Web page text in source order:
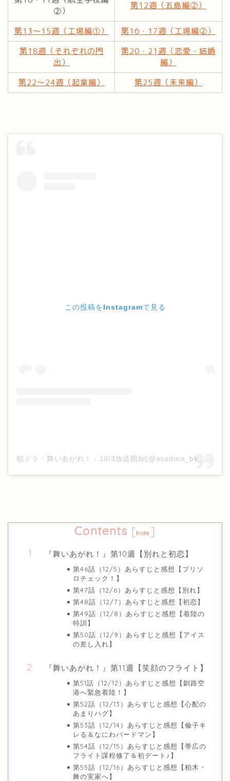
②）
第12週（五島編②）
第13～15週（工場編①）
第16・17週（工場編②）
第18週（それぞれの門
出）
第20・21週（恋愛・結婚
編）
第22～24週（起業編）
第25週（未来編）
この投稿をInstagramで見る
Contents [hide ]
『舞いあがれ！』第10週【別れと初恋】
第46話（12/5）あらすじと感想【プリソ
ロチェック！】
第47話（12/6）あらすじと感想【別れ】
第48話（12/7）あらすじと感想【初恋】
第49話（12/8）あらすじと感想【着陸の
特訓】
第50話（12/9）あらすじと感想【アイス
の差し入れ】
『舞いあがれ！』第11週【笑顔のフライト】
第51話（12/12）あらすじと感想【釧路空
港へ緊急着陸！】
第52話（12/13）あらすじと感想【心配の
あまりハグ】
第53話（12/14）あらすじと感想【倫子キ
レる＆なにわバードマン】
第54話（12/15）あらすじと感想【帯広の
フライト課程修了＆初デート♪】
第55話（12/16）あらすじと感想【柏木・
舞の実家へ】